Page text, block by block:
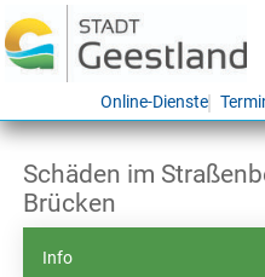
Online-Dienste
Schäden im
Brücken
Info